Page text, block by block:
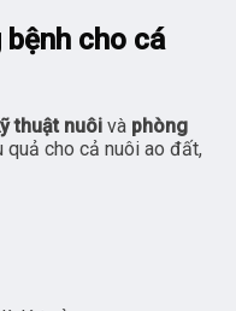
bệnh cho cá
thuật nuôi và phòng
quả cho cả nuôi ao đất,